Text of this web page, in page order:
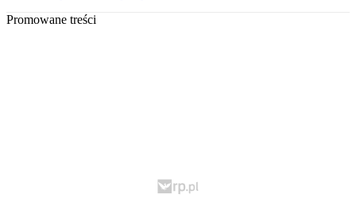
Promowane treści